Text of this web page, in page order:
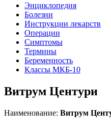
Энциклопедия
Болезни
Инструкции лекарств
Операции
Симптомы
Термины
Беременность
Классы МКБ-10
Витрум Центури
Наименование: Витрум